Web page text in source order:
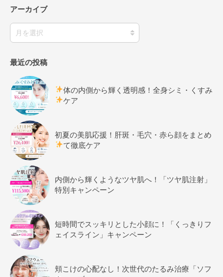
アーカイブ
最近の投稿
体の内側から輝く透明感！全身シミ・くすみ
ケア
初夏の美肌応援！肝斑・毛穴・赤ら顔をまとめ
て徹底ケア
内側から輝くようなツヤ肌へ！「ツヤ肌注射」
特別キャンペーン
短時間でスッキリとした小顔に！「くっきりフ
ェイスライン」キャンペーン
頬こけの心配なし！次世代のたるみ治療「ソフ